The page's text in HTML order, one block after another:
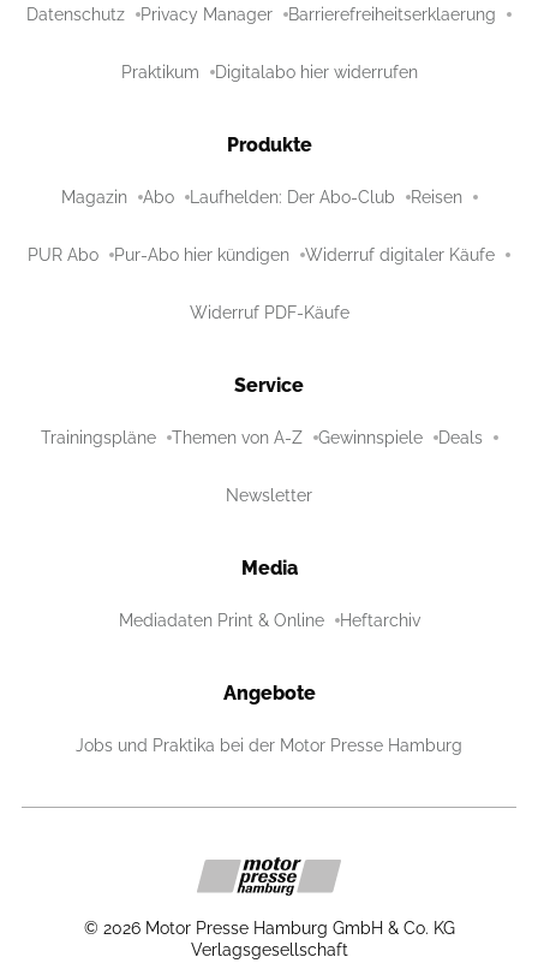
Datenschutz Privacy Manager Barrierefreiheitserklaerung
Praktikum Digitalabo hier widerrufen
Produkte
Magazin Abo Laufhelden: Der Abo-Club Reisen
PUR Abo Pur-Abo hier kündigen Widerruf digitaler Käufe
Widerruf PDF-Käufe
Service
Trainingspläne Themen von A-Z Gewinnspiele Deals
Newsletter
Media
Mediadaten Print & Online Heftarchiv
Angebote
Jobs und Praktika bei der Motor Presse Hamburg
© 2026 Motor Presse Hamburg GmbH & Co. KG
Verlagsgesellschaft